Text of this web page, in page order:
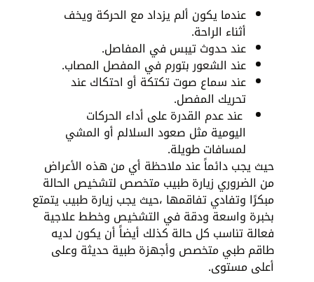
عندما يكون ألم يزداد مع الحركة ويخف
أثناء الراحة.
عند حدوث تيبس في المفاصل.
عند الشعور بتورم في المفصل المصاب.
عند سماع صوت تكتكة أو احتكاك عند
تحريك المفصل.
عند عدم القدرة على أداء الحركات
اليومية مثل صعود السلالم أو المشي
لمسافات طويلة.
حيث يجب دائماً عند ملاحظة أي من هذه الأعراض
من الضروري زيارة طبيب متخصص لتشخيص الحالة
مبكرًا وتفادي تفاقمها ،حيث يجب زيارة طبيب يتمتع
بخبرة واسعة ودقة في التشخيص وخطط علاجية
فعالة تناسب كل حالة كذلك أيضاً أن يكون لديه
طاقم طبي متخصص وأجهزة طبية حديثة وعلى
أعلى مستوى.